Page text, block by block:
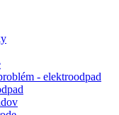
- elektroodpad